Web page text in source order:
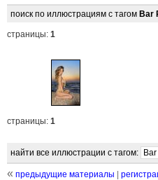
поиск по иллюстрациям с тагом Bar
страницы: 1
страницы: 1
найти все иллюстрации с тагом:
« предыдущие материалы